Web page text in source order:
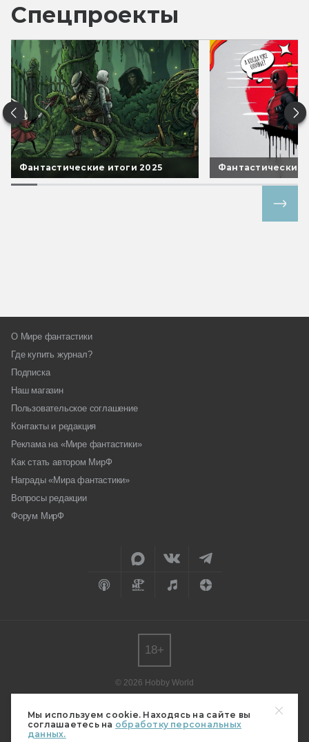
Мы используем cookie. Находясь на сайте вы
соглашаетесь на обработку персональных
данных.
Спецпроекты
Фантастические итоги 2025 Фантастические
О Мире фантастики
Где купить журнал?
Подписка
Наш магазин
Пользовательское соглашение
Контакты и редакция
Реклама на «Мире фантастики»
Как стать автором МирФ
Награды «Мира фантастики»
Вопросы редакции
Форум МирФ
© 2026 Hobby World
редакции.
Мнение авторов может не совпадать с мнением редакции.
Свидетельство о регистрации СМИ серия Эл № ФС77-82485
18+